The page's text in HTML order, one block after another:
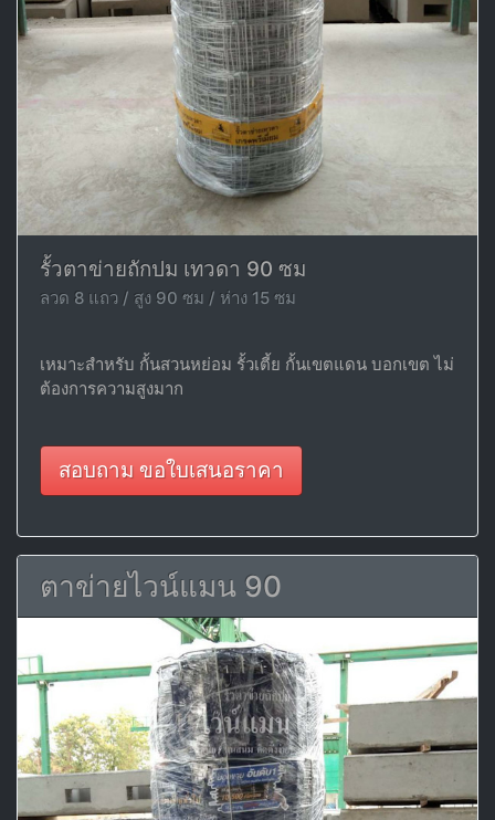
รั้วตาข่ายถักปม เทวดา 90 ซม
ลวด 8 แถว / สูง 90 ซม / ห่าง 15 ซม
เหมาะสำหรับ กั้นสวนหย่อม รั้วเตี้ย กั้นเขตแดน บอกเขต ไม่
ต้องการความสูงมาก
สอบถาม ขอใบเสนอราคา
ตาข่ายไวน์แมน 90